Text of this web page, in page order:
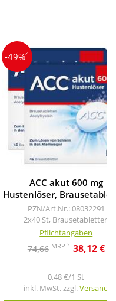
-49%4
ACC akut 600 mg
Hustenlöser,
PZN/Art.Nr.: 08032291
2x40 St, Brausetabletten
Pflichtangaben
74,66 MRP 2 38,12 €
0,48 €/1 St
inkl. MwSt. zzgl.Versand